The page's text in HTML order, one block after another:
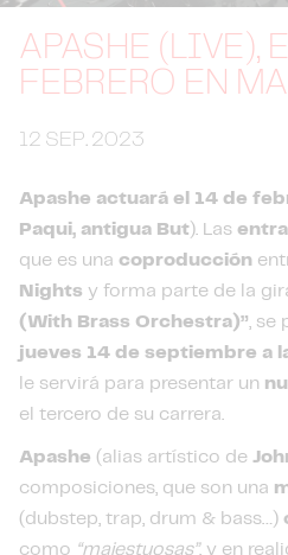
APASHE (LIVE),
FEBRERO EN
12 SEP. 2023
Apashe actuará el 14 de
Paqui, antigua But). Las
que es una coproducción
Nights y forma parte de la
(With Brass Orchestra)”, se
jueves 14 de septiembre a
le servirá para presentar un
el tercero de su carrera.
Apashe (alias artístico de
composiciones, que son una
(dubstep, trap, drum & bass…)
como “majestuosas”, y en